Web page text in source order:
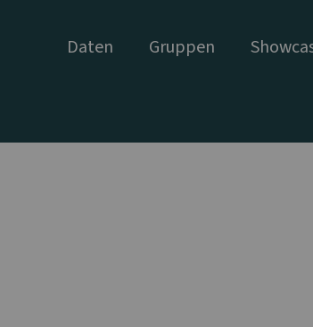
Daten Gruppen